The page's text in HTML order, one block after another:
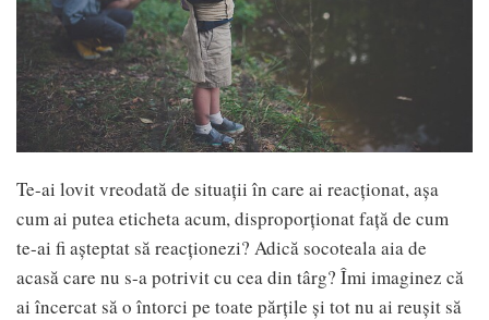
Te-ai lovit vreodată de situații în care ai reacționat, așa
cum ai putea eticheta acum, disproporționat față de cum
te-ai fi așteptat să reacționezi? Adică socoteala aia de
acasă care nu s-a potrivit cu cea din târg? Îmi imaginez că
ai încercat să o întorci pe toate părțile și tot nu ai reușit să